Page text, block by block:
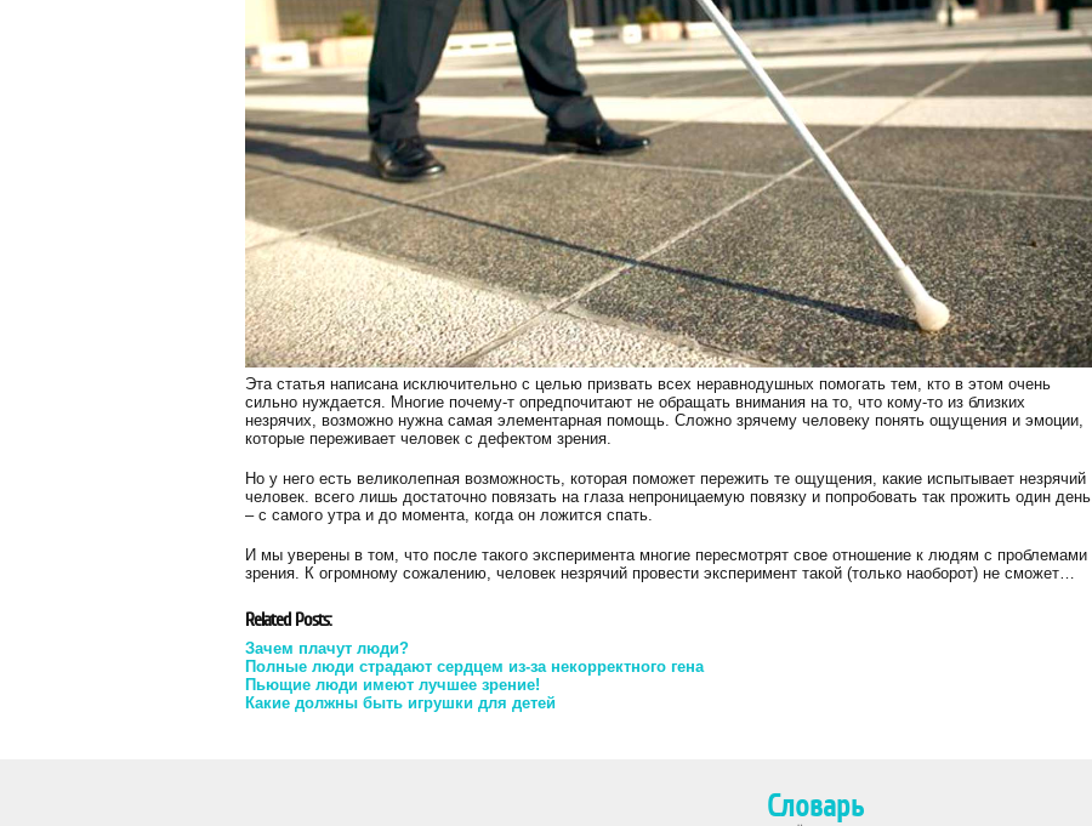
Эта статья написана исключительно с целью призвать всех неравнодушных помогать тем, кто в этом очень
сильно нуждается. Многие почему-т опредпочитают не обращать внимания на то, что кому-то из близких
незрячих, возможно нужна самая элементарная помощь. Сложно зрячему человеку понять ощущения и эмоции,
которые переживает человек с дефектом зрения.
Но у него есть великолепная возможность, которая поможет пережить те ощущения, какие испытывает незрячий
человек. всего лишь достаточно повязать на глаза непроницаемую повязку и попробовать так прожить один день
– с самого утра и до момента, когда он ложится спать.
И мы уверены в том, что после такого эксперимента многие пересмотрят свое отношение к людям с проблемами
зрения. К огромному сожалению, человек незрячий провести эксперимент такой (только наоборот) не сможет…
Related Posts:
Зачем плачут люди?
Полные люди страдают сердцем из-за некорректного гена
Пьющие люди имеют лучшее зрение!
Какие должны быть игрушки для детей
Словарь